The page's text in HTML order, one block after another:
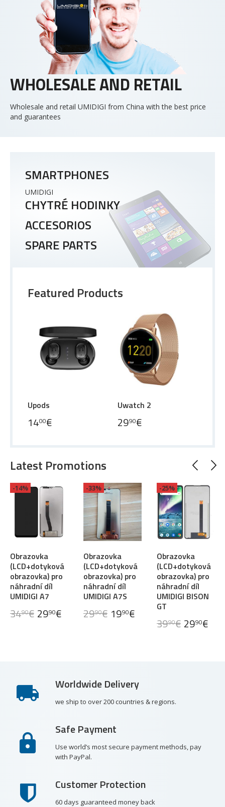
WHOLESALE AND RETAIL
Wholesale and retail UMIDIGI from China with the best price
and guarantees
SMARTPHONES
UMIDIGI
CHYTRÉ HODINKY
ACCESORIOS
SPARE PARTS
Featured Products
Upods
1400€
Uwatch 2
2990€
Latest Promotions
Obrazovka
(LCD+dotyková
obrazovka) pro
náhradní díl
UMIDIGI A7
3490€ 2990€
-14%
Obrazovka
(LCD+dotyková
obrazovka) pro
náhradní díl
UMIDIGI A7S
2990€ 1990€
-33%
Obrazovka
(LCD+dotyková
obrazovka) pro
náhradní díl
UMIDIGI BISON
GT
3990€ 2990€
-25%
Worldwide Delivery
we ship to over 200 countries & regions.
Safe Payment
Use world’s most secure payment methods, pay
with PayPal.
Customer Protection
60 days guaranteed money back